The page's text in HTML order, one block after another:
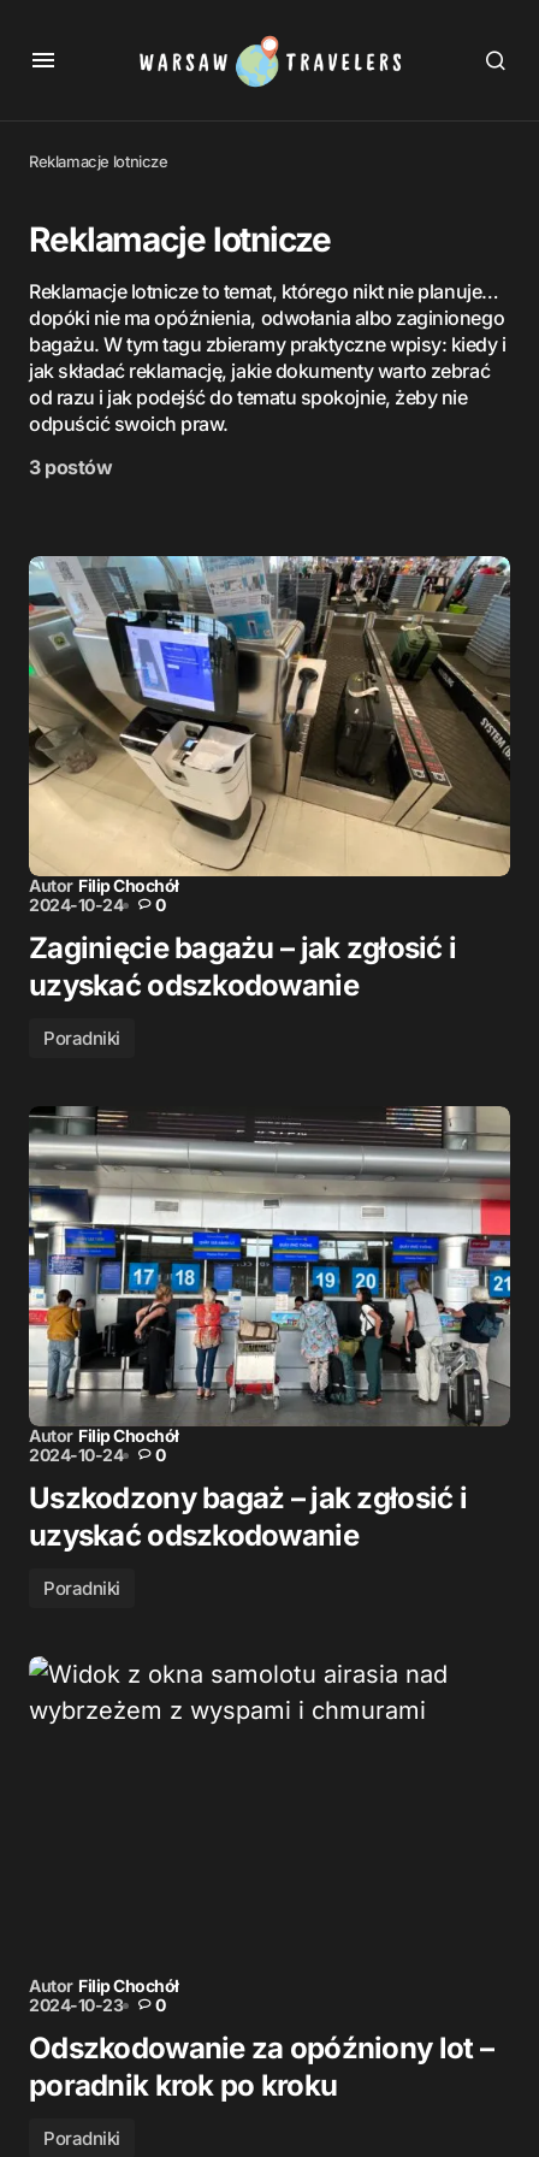
Reklamacje lotnicze
Reklamacje lotnicze
Reklamacje lotnicze to temat, którego nikt nie planuje…
dopóki nie ma opóźnienia, odwołania albo zaginionego
bagażu. W tym tagu zbieramy praktyczne wpisy: kiedy i
jak składać reklamację, jakie dokumenty warto zebrać
od razu i jak podejść do tematu spokojnie, żeby nie
odpuścić swoich praw.
3 postów
Autor Filip Chochół
2024-10-24
0
Zaginięcie bagażu – jak zgłosić i
uzyskać odszkodowanie
Poradniki
Autor Filip Chochół
2024-10-24
0
Uszkodzony bagaż – jak zgłosić i
uzyskać odszkodowanie
Poradniki
Autor Filip Chochół
2024-10-23
0
Odszkodowanie za opóźniony lot –
poradnik krok po kroku
Poradniki